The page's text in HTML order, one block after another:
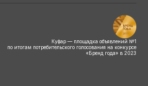
Куфар — площадка объявлений №1
по итогам потребительского голосования на конкурсе
«Бренд года» в 2023